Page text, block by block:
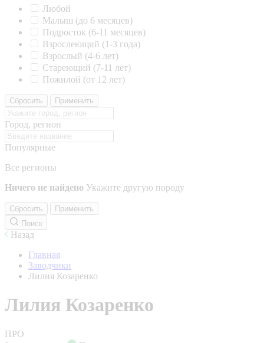
Любой
Малыш (до 6 месяцев)
Подросток (6-11 месяцев)
Взрослеющий (1-3 года)
Взрослый (4-6 лет)
Стареющий (7-11 лет)
Пожилой (от 12 лет)
Сбросить Применить
Город, регион
Популярные
Все регионы
Ничего не найдено Укажите другую породу
Сбросить
Применить
Поиск
Назад
Главная
Заводчики
Лилия Козаренко
Лилия Козаренко
ПРО